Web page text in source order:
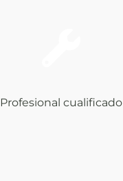
Profesional cualificado